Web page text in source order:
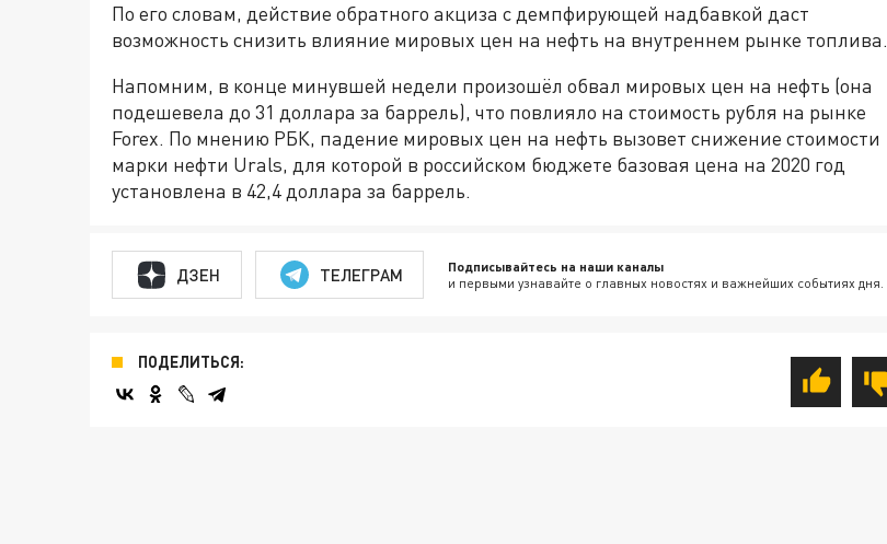
По его словам, действие обратного акциза с демпфирующей надбавкой даст
возможность снизить влияние мировых цен на нефть на внутреннем рынке топлива.
Напомним, в конце минувшей недели произошёл обвал мировых цен на нефть (она
подешевела до 31 доллара за баррель), что повлияло на стоимость рубля на рынке
Forex. По мнению РБК, падение мировых цен на нефть вызовет снижение стоимости
марки нефти Urals, для которой в российском бюджете базовая цена на 2020 год
установлена в 42,4 доллара за баррель.
ДЗЕН ТЕЛЕГРАМ Подписывайтесь на наши каналы
и первыми узнавайте о главных новостях и важнейших событиях дня.
ПОДЕЛИТЬСЯ: